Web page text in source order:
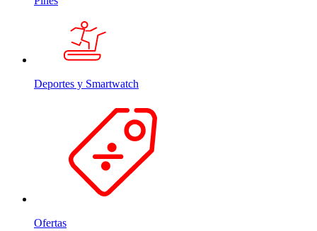
Deportes y Smartwatch
Ofertas